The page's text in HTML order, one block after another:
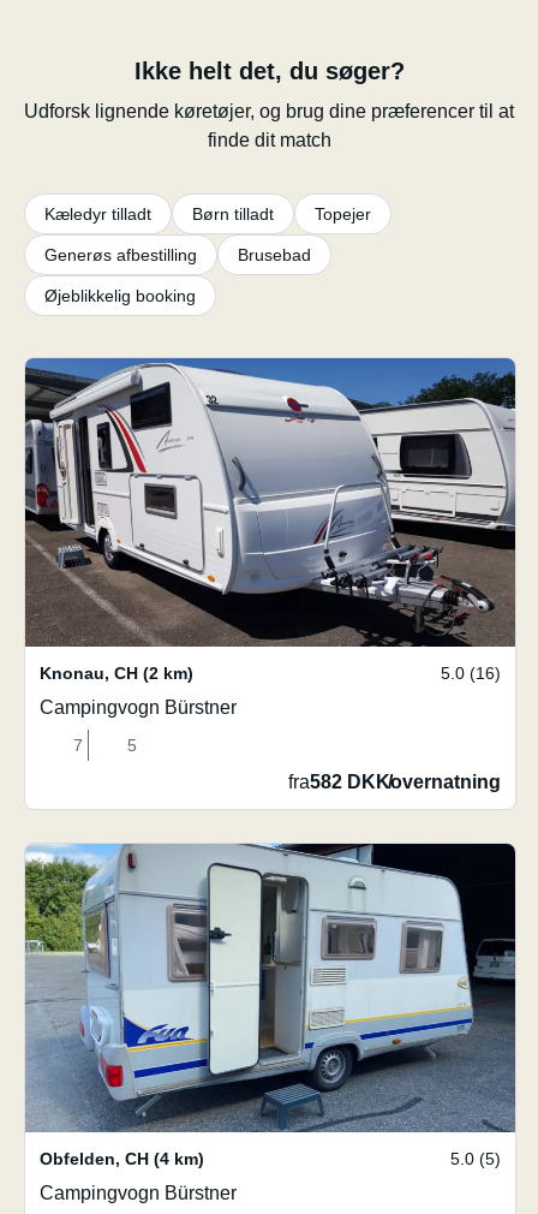
Ikke helt det, du søger?
Udforsk lignende køretøjer, og brug dine præferencer til at
finde dit match
Kæledyr tilladt Børn tilladt Topejer
Generøs afbestilling Brusebad
Øjeblikkelig booking
Knonau, CH (2 km) 5.0 (16)
Campingvogn Bürstner
7 5
fra582 DKK/overnatning
Obfelden, CH (4 km) 5.0 (5)
Campingvogn Bürstner